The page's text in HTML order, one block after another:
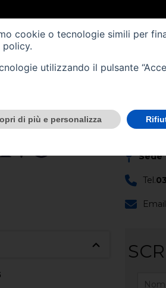
Sede
Tel.
cookie o tecnologie simili per
policy.
utilizzando il pulsante
di più e personalizza